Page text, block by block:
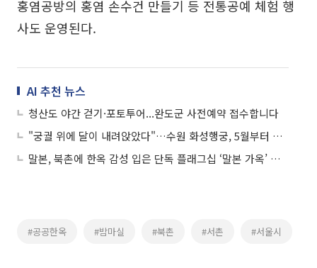
홍염공방의 홍염 손수건 만들기 등 전통공예 체험 행
사도 운영된다.
AI 추천 뉴스
청산도 야간 걷기·포토투어...완도군 사전예약 접수합니다
"궁궐 위에 달이 내려앉았다"…수원 화성행궁, 5월부터 밤 9시 반까지 문 연다
말본, 북촌에 한옥 감성 입은 단독 플래그십 ‘말본 가옥’ 오픈
#공공한옥 #밤마실 #북촌 #서촌 #서울시